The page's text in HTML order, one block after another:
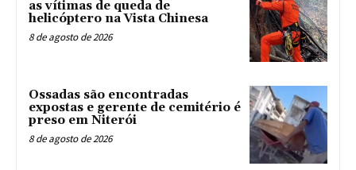
as vítimas de queda de
helicóptero na Vista Chinesa
8 de agosto de 2026
Ossadas são encontradas
expostas e gerente de cemitério é
preso em Niterói
8 de agosto de 2026